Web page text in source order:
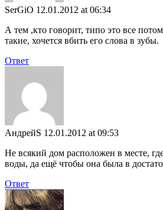
SerGiO 12.01.2012 at 06:34
А тем ,кто говорит, типо это все
такие, хочется вбить его слова в зубы.
Ответ
АндрейS 12.01.2012 at 09:53
Не всякий дом расположен в месте,
воды, да ещё чтобы она была в
Ответ